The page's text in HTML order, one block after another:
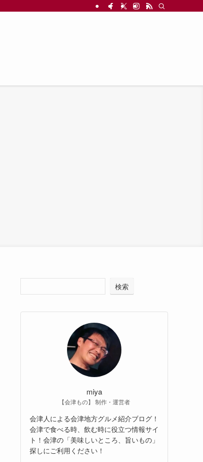
検索
miya
【会津もの】 制作・運営者
会津人による会津地方グルメ紹介ブログ！
会津で食べる時、飲む時に役立つ情報サイ
ト！会津の「美味しいところ、旨いもの」
探しにご利用ください！